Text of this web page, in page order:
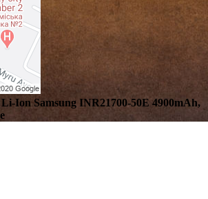
Ion Samsung INR21700-50E 4900mAh,